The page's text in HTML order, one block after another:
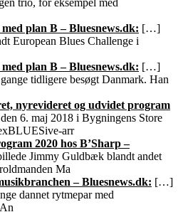
trio, for eksempel med
plan B – Bluesnews.dk: […]
European Blues Challenge i
plan B – Bluesnews.dk: […]
tidligere besøgt Danmark. Han
nyrevideret og udvidet program
6. maj 2018 i Bygningens Store
arr
2020 hos B’Sharp –
Jimmy Guldbæk blandt andet
Ma
– Bluesnews.dk: […]
dannet rytmepar med